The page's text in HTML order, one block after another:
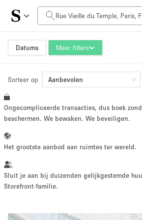
Datums Meer filters
Prijs per dag
0€
Grootte ruimte
10 m²
~ 13 mensen
Sorteer op Aanbevolen
Ongecompliceerde transacties, dus boek
beschermen. We bewaken. We beveiligen.
Het grootste aanbod aan ruimtes ter wereld.
Sluit je aan bij duizenden gelijkgestemde
Storefront-familie.